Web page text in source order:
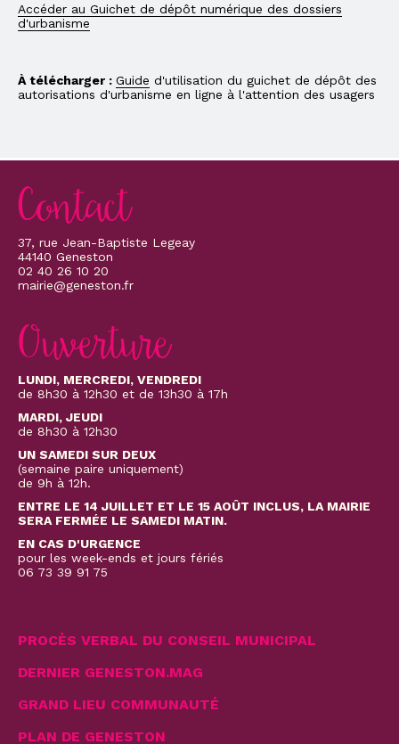
Accéder au Guichet de dépôt numérique des dossiers
d'urbanisme
À télécharger : Guide d'utilisation du guichet de dépôt des
autorisations d'urbanisme en ligne à l'attention des usagers
Contact
37, rue Jean-Baptiste Legeay
44140 Geneston
02 40 26 10 20
mairie@geneston.fr
Ouverture
LUNDI, MERCREDI, VENDREDI
de 8h30 à 12h30 et de 13h30 à 17h
MARDI, JEUDI
de 8h30 à 12h30
UN SAMEDI SUR DEUX
(semaine paire uniquement)
de 9h à 12h.
ENTRE LE 14 JUILLET ET LE 15 AOÛT INCLUS, LA MAIRIE
SERA FERMÉE LE SAMEDI MATIN.
EN CAS D'URGENCE
pour les week-ends et jours fériés
06 73 39 91 75
PROCÈS VERBAL DU CONSEIL MUNICIPAL
DERNIER GENESTON.MAG
GRAND LIEU COMMUNAUTÉ
PLAN DE GENESTON